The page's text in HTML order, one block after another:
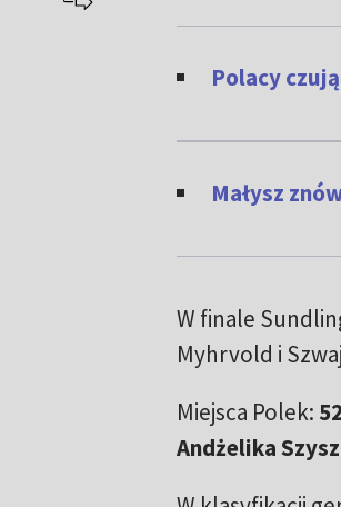
Polacy
Małysz
W finale
Myhrvold i
Miejsca Polek:
Andżelika